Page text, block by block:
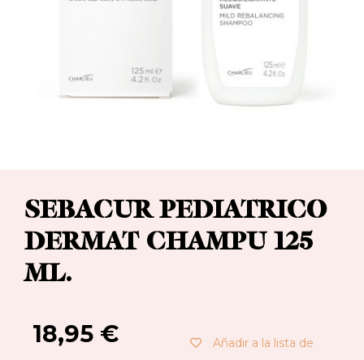
SEBACUR PEDIATRICO
DERMAT CHAMPU 125
ML.
18,95 €
Añadir a la lista de